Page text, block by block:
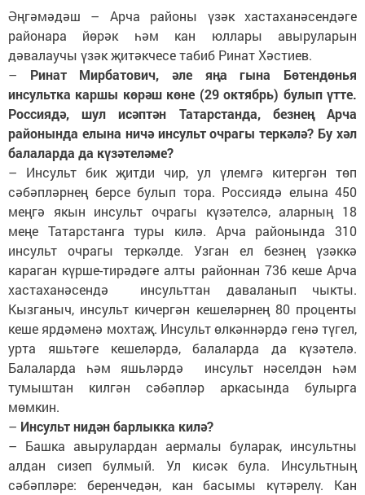
Әңгәмәдәш – Арча районы үзәк хастаханәсендәге
районара йөрәк һәм кан юллары авыруларын
дәвалаучы үзәк җитәкчесе табиб Ринат Хәстиев.
– Ринат Мирбатович, әле яңа гына Бөтендөнья
инсультка каршы көрәш көне (29 октябрь) булып үтте.
Россиядә, шул исәптән Татарстанда, безнең Арча
районында елына ничә инсульт очрагы теркәлә? Бу хәл
балаларда да күзәтеләме?
– Инсульт бик җитди чир, ул үлемгә китергән төп
сәбәпләрнең берсе булып тора. Россиядә елына 450
меңгә якын инсульт очрагы күзәтелсә, аларның 18
меңе Татарстанга туры килә. Арча районында 310
инсульт очрагы теркәлде. Узган ел безнең үзәккә
караган күрше-тирәдәге алты районнан 736 кеше Арча
хастаханәсендә инсульттан даваланып чыкты.
Кызганыч, инсульт кичергән кешеләрнең 80 проценты
кеше ярдәменә мохтаҗ. Инсульт өлкәннәрдә генә түгел,
урта яшьтәге кешеләрдә, балаларда да күзәтелә.
Балаларда һәм яшьләрдә инсульт нәселдән һәм
тумыштан килгән сәбәпләр аркасында булырга
мөмкин.
– Инсульт нидән барлыкка килә?
– Башка авырулардан аермалы буларак, инсультны
алдан сизеп булмый. Ул кисәк була. Инсультның
сәбәпләре: беренчедән, кан басымы күтәрелү. Кан